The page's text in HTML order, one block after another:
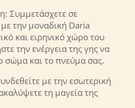
Συμμετάσχετε σε
την μοναδική Daria
και ειρηνικό χώρο του
την ενέργεια της γης να
σώμα και το πνεύμα σας.
με την εσωτερική
τη μαγεία της